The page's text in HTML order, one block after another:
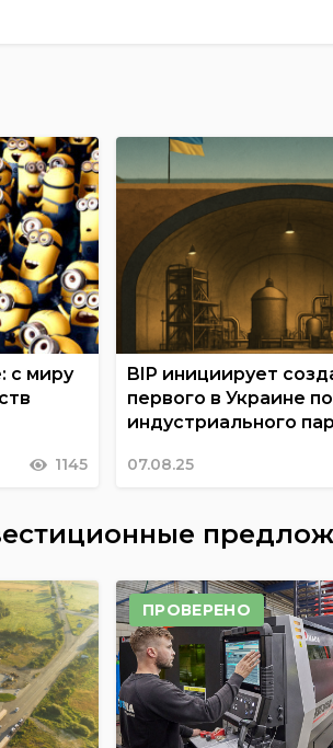
с миру
1145
BIP инициирует
первого в Украине
индустриального
07.08.25
ПРОВЕРЕНО